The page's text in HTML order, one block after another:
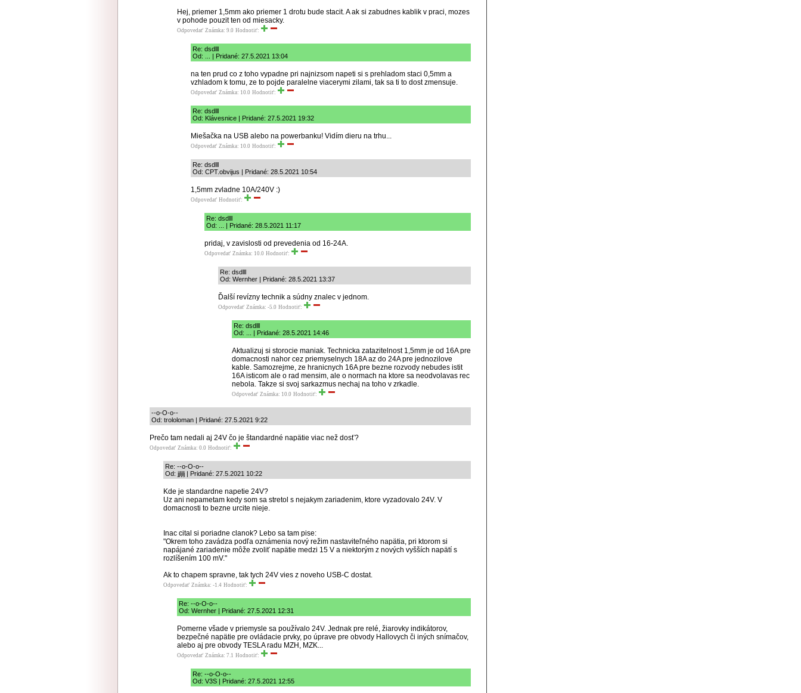
Hej, priemer 1,5mm ako priemer 1 drotu bude stacit. A ak si zabudnes kablik v praci, mozes
v pohode pouzit ten od miesacky.
Odpovedať Známka: 9.0 Hodnotiť:
Re: dsdlll
Od: ... | Pridané: 27.5.2021 13:04
na ten prud co z toho vypadne pri najnizsom napeti si s prehladom staci 0,5mm a
vzhladom k tomu, ze to pojde paralelne viacerymi zilami, tak sa ti to dost zmensuje.
Odpovedať Známka: 10.0 Hodnotiť:
Re: dsdlll
Od: Klávesnice | Pridané: 27.5.2021 19:32
Miešačka na USB alebo na powerbanku! Vidím dieru na trhu...
Odpovedať Známka: 10.0 Hodnotiť:
Re: dsdlll
Od: CPT.obvijus | Pridané: 28.5.2021 10:54
1,5mm zvladne 10A/240V :)
Odpovedať Hodnotiť:
Re: dsdlll
Od: ... | Pridané: 28.5.2021 11:17
pridaj, v zavislosti od prevedenia od 16-24A.
Odpovedať Známka: 10.0 Hodnotiť:
Re: dsdlll
Od: Wernher | Pridané: 28.5.2021 13:37
Ďalší revízny technik a súdny znalec v jednom.
Odpovedať Známka: -5.0 Hodnotiť:
Re: dsdlll
Od: ... | Pridané: 28.5.2021 14:46
Aktualizuj si storocie maniak. Technicka zatazitelnost 1,5mm je od 16A pre
domacnosti nahor cez priemyselnych 18A az do 24A pre jednozilove
kable. Samozrejme, ze hranicnych 16A pre bezne rozvody nebudes istit
16A isticom ale o rad mensim, ale o normach na ktore sa neodvolavas rec
nebola. Takze si svoj sarkazmus nechaj na toho v zrkadle.
Odpovedať Známka: 10.0 Hodnotiť:
--o-O-o--
Od: trololoman | Pridané: 27.5.2021 9:22
Prečo tam nedali aj 24V čo je štandardné napätie viac než dosť?
Odpovedať Známka: 0.0 Hodnotiť:
Re: --o-O-o--
Od: jjljlj | Pridané: 27.5.2021 10:22
Kde je standardne napetie 24V?
Uz ani nepametam kedy som sa stretol s nejakym zariadenim, ktore vyzadovalo 24V. V
domacnosti to bezne urcite nieje.
Inac cital si poriadne clanok? Lebo sa tam pise:
"Okrem toho zavádza podľa oznámenia nový režim nastaviteľného napätia, pri ktorom si
napájané zariadenie môže zvoliť napätie medzi 15 V a niektorým z nových vyšších napätí s
rozlíšením 100 mV."
Ak to chapem spravne, tak tych 24V vies z noveho USB-C dostat.
Odpovedať Známka: -1.4 Hodnotiť:
Re: --o-O-o--
Od: Wernher | Pridané: 27.5.2021 12:31
Pomerne všade v priemysle sa používalo 24V. Jednak pre relé, žiarovky indikátorov,
bezpečné napätie pre ovládacie prvky, po úprave pre obvody Hallovych či iných snímačov,
alebo aj pre obvody TESLA radu MZH, MZK...
Odpovedať Známka: 7.1 Hodnotiť:
Re: --o-O-o--
Od: V3S | Pridané: 27.5.2021 12:55